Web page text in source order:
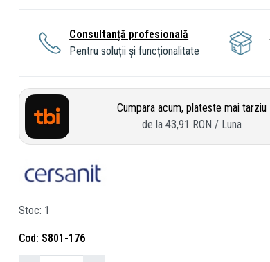
Consultanță profesională
Pentru soluții și funcționalitate
Cumpara acum, plateste mai tarziu
de la 43,91 RON / Luna
Stoc 1
Cod S801-176